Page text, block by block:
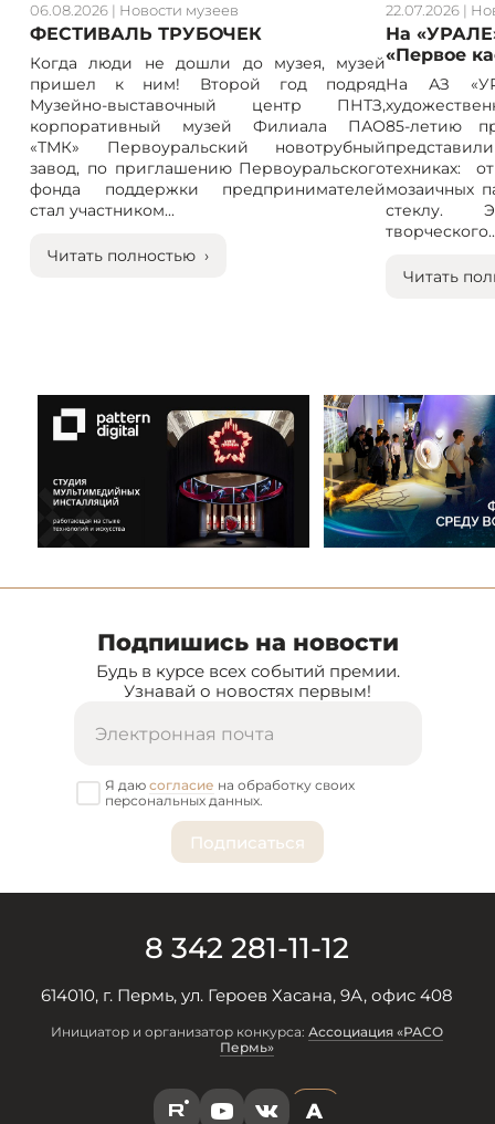
ФЕСТИВАЛЬ ТРУБОЧЕК
06.08.2026| Новости музеев
Когда люди не дошли до музея, музей
пришел к ним! Второй год подряд
Музейно-выставочный центр ПНТЗ,
корпоративный музей Филиала ПАО
«ТМК» Первоуральский новотрубный
завод, по приглашению Первоуральского
фонда поддержки предпринимателей
стал участником...
Читать полностью ›
На
«Первое
22.07.2026 |
На АЗ
85-летию
техниках:
мозаичных
стеклу.
Читать
Подпишись на новости
Будь в курсе всех событий премии.
Узнавай о новостях первым!
Я даю согласие на обработку своих
персональных данных.
8 342 281-11-12
614010, г. Пермь, ул. Героев Хасана, 9А, офис 408
Инициатор и организатор конкурса:Ассоциация «РАСО
Пермь»
R Y V A